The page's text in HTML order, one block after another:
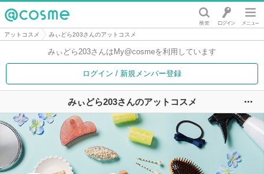
@cosme
アットコスメ みぃどら203さんのアットコスメ
みぃどら203さんは My@cosmeを利用しています
ログイン / 新規メンバー登録
みぃどら203さんのアットコスメ